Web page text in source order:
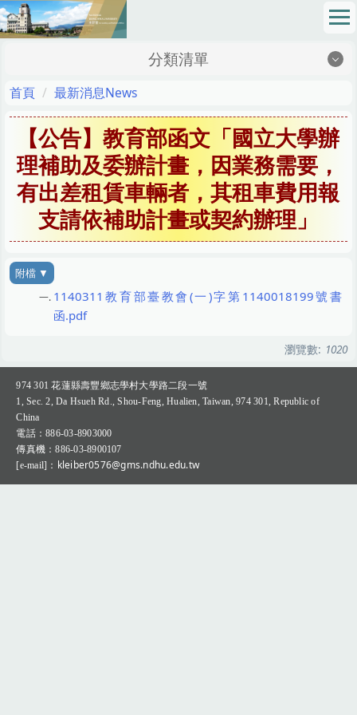
跳
到
容
區
分類清單
地理位置Location
最新消息News
成員介紹Members
網路請購Online Purchase Requision
法令規章Regulations
表格下載Sheet Download
財務資訊公開專區Financial Information Zone
SOP 標準作業程序 Standard Operating Procedures
Q&A專區(Q＆A Zone)
首頁 最新消息News
【公告】教育部函文「國立大學辦
理補助及委辦計畫，因業務需要，
有出差租賃車輛者，其租車費用報
支請依補助計畫或契約辦理」
1140311教育部臺教會(一)字第1140018199號書
函.pdf
瀏覽數: 1020
974 301花蓮縣壽豐鄉志學村大學路二段一號
1, Sec. 2, Da Hsueh Rd., Shou-Feng, Hualien, Taiwan, 974 301, Republic of
China
電話：886-03-8903000
傳真機 ：886-03-8900107
[e-mail] ：kleiber0576@gms.ndhu.edu.tw